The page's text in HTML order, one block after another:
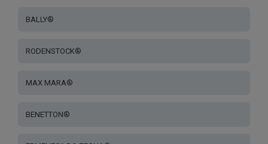
BALLY®
RODENSTOCK®
MAX MARA®
BENETTON®